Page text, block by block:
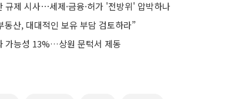
규제 시사⋯세제·금융·허가 '전방위' 압박하나
동산, 대대적인 보유 부담 검토하라”
가능성 13%…상원 문턱서 제동